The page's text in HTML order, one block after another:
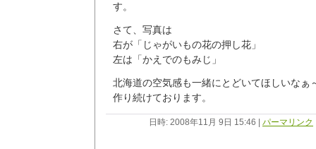
す。
さて、写真は
右が「じゃがいもの花の押し花」
左は「かえでのもみじ」
北海道の空気感も一緒にとどいてほしいなぁ
作り続けております。
日時: 2008年11月 9日 15:46 パーマリンク